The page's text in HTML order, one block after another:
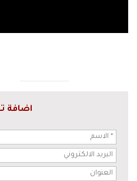
اضافة